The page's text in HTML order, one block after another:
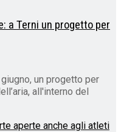
a Terni un progetto per
un progetto per
all'interno del